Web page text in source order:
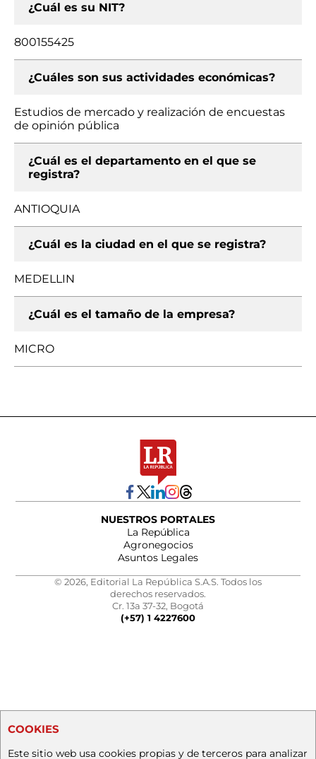
¿Cuál es su NIT?
800155425
¿Cuáles son sus actividades económicas?
Estudios de mercado y realización de encuestas
de opinión pública
¿Cuál es el departamento en el que se
registra?
ANTIOQUIA
¿Cuál es la ciudad en el que se registra?
MEDELLIN
¿Cuál es el tamaño de la empresa?
MICRO
NUESTROS PORTALES
La República
Agronegocios
Asuntos Legales
© 2026, Editorial La República S.A.S. Todos los
derechos reservados.
Cr. 13a 37-32, Bogotá
(+57) 1 4227600
COOKIES
Este sitio web usa cookies propias y de terceros para analizar